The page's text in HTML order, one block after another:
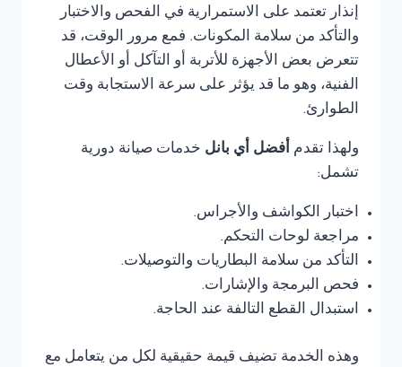
إنذار تعتمد على الاستمرارية في الفحص والاختبار
والتأكد من سلامة المكونات. فمع مرور الوقت، قد
تتعرض بعض الأجهزة للأتربة أو التآكل أو الأعطال
الفنية، وهو ما قد يؤثر على سرعة الاستجابة وقت
الطوارئ.
ولهذا تقدم أفضل أي بانل خدمات صيانة دورية
تشمل:
اختبار الكواشف والأجراس.
مراجعة لوحات التحكم.
التأكد من سلامة البطاريات والتوصيلات.
فحص البرمجة والإشارات.
استبدال القطع التالفة عند الحاجة.
وهذه الخدمة تضيف قيمة حقيقية لكل من يتعامل مع